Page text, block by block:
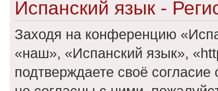
Испанский язык -
Заходя на конференцию
«наш», «Испанский язык»,
подтверждаете своё